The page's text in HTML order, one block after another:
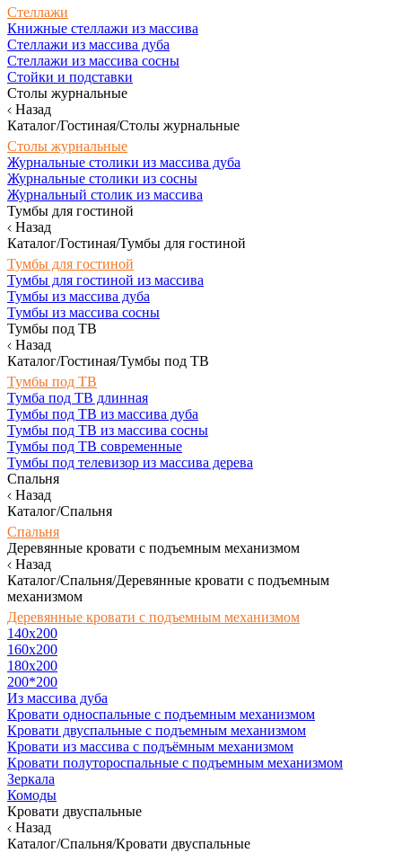
Стеллажи
Книжные стеллажи из массива
Стеллажи из массива дуба
Стеллажи из массива сосны
Стойки и подставки
Столы журнальные
Назад
Каталог/Гостиная/Столы журнальные
Столы журнальные
Журнальные столики из массива дуба
Журнальные столики из сосны
Журнальный столик из массива
Тумбы для гостиной
Назад
Каталог/Гостиная/Тумбы для гостиной
Тумбы для гостиной
Тумбы для гостиной из массива
Тумбы из массива дуба
Тумбы из массива сосны
Тумбы под ТВ
Назад
Каталог/Гостиная/Тумбы под ТВ
Тумбы под ТВ
Тумба под ТВ длинная
Тумбы под ТВ из массива дуба
Тумбы под ТВ из массива сосны
Тумбы под ТВ современные
Тумбы под телевизор из массива дерева
Спальня
Назад
Каталог/Спальня
Спальня
Деревянные кровати с подъемным механизмом
Назад
Каталог/Спальня/Деревянные кровати с подъемным
механизмом
Деревянные кровати с подъемным механизмом
140x200
160х200
180х200
200*200
Из массива дуба
Кровати односпальные с подъемным механизмом
Кровати двуспальные с подъемным механизмом
Кровати из массива с подъёмным механизмом
Кровати полутороспальные с подъемным механизмом
Зеркала
Комоды
Кровати двуспальные
Назад
Каталог/Спальня/Кровати двуспальные